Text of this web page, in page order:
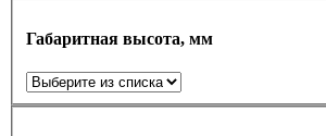
Габаритная высота, мм